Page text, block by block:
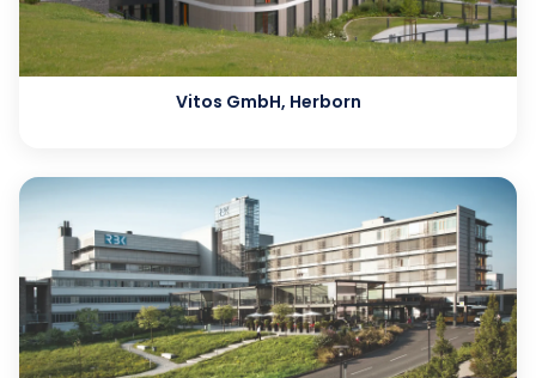
Vitos GmbH, Herborn